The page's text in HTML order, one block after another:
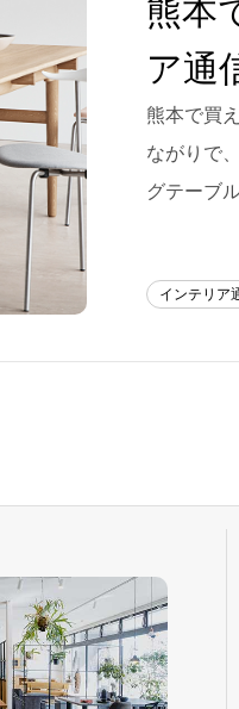
096-274-8175
0965-45-9282
熊本
ア通
熊本で買
ながりで
グテーブ
インテリア